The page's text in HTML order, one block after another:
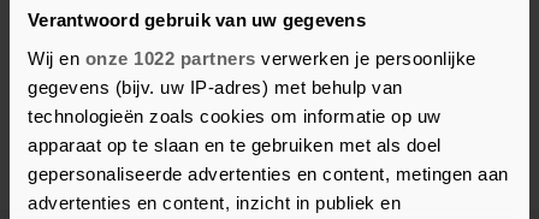
Verantwoord gebruik van uw gegevens
Wij en onze 1022 partners verwerken je persoonlijke
gegevens (bijv. uw IP-adres) met behulp van
technologieën zoals cookies om informatie op uw
apparaat op te slaan en te gebruiken met als doel
gepersonaliseerde advertenties en content, metingen aan
advertenties en content, inzicht in publiek en